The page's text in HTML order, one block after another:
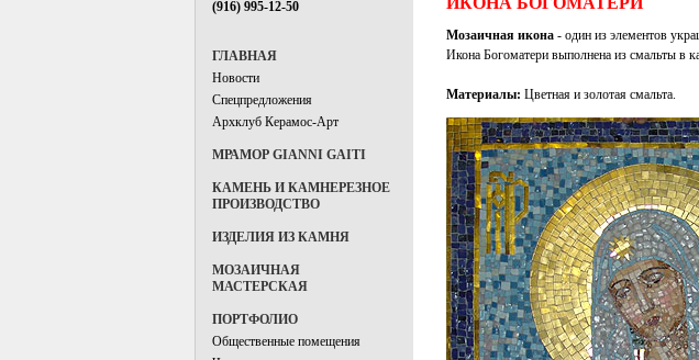
(916) 995-12-50
ГЛАВНАЯ
Новости
Спецпредложения
Архклуб Керамос-Арт
МРАМОР GIANNI GAITI
КАМЕНЬ И КАМНЕРЕЗНОЕ
ПРОИЗВОДСТВО
ИЗДЕЛИЯ ИЗ КАМНЯ
МОЗАИЧНАЯ
МАСТЕРСКАЯ
ПОРТФОЛИО
Общественные помещения
Мозаичная икона - один из элементов
Икона Богоматери выполнена из смальты в
Материалы: Цветная и золотая смальта.